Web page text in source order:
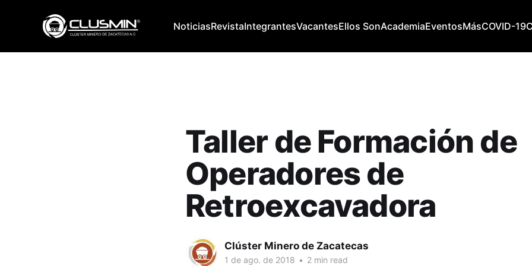
NoticiasRevistaIntegrantesVacantesEllos SonAcademiaEventosMásCOVID-19
Taller de Formación de
Operadores de
Retroexcavadora
Clúster Minero de Zacatecas
1 de ago. de 2018 • 2 min read